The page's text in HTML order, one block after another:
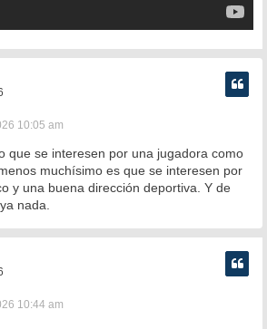
10:05 am
que se interesen por una jugadora como
muchísimo es que se interesen por
y una buena dirección deportiva. Y de
nada.
10:44 am